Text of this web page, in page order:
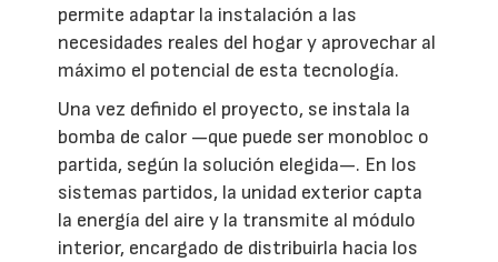
permite adaptar la instalación a las
necesidades reales del hogar y aprovechar al
máximo el potencial de esta tecnología.
Una vez definido el proyecto, se instala la
bomba de calor —que puede ser monobloc o
partida, según la solución elegida—. En los
sistemas partidos, la unidad exterior capta
la energía del aire y la transmite al módulo
interior, encargado de distribuirla hacia los